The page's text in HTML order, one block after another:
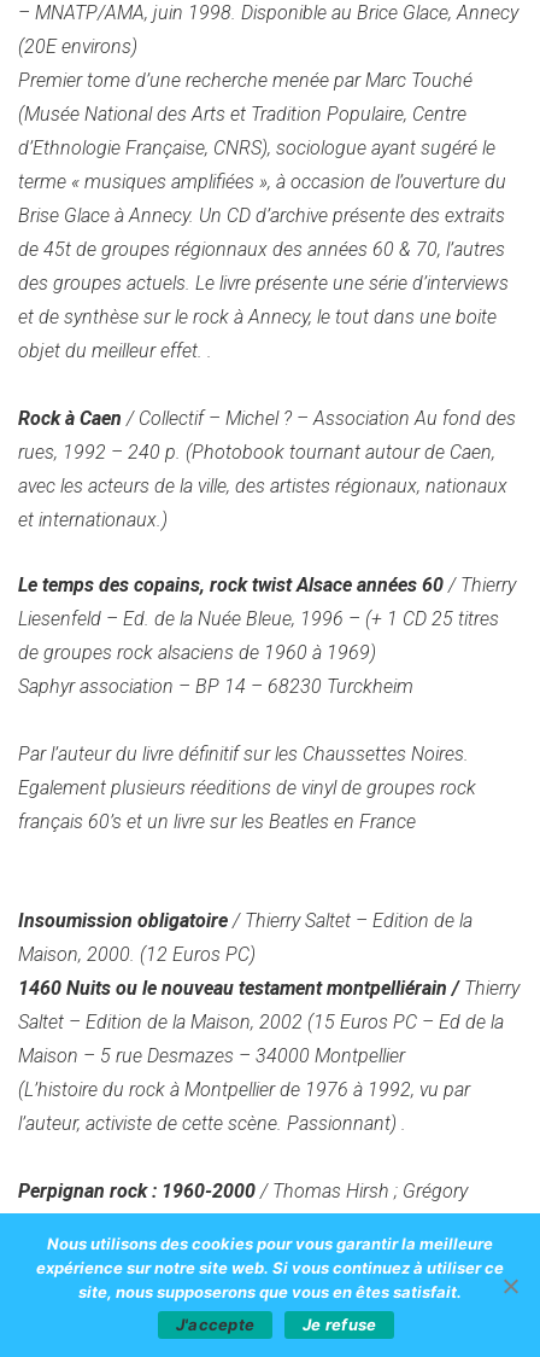
– MNATP/AMA, juin 1998. Disponible au Brice Glace, Annecy
(20E environs)
Premier tome d’une recherche menée par Marc Touché
(Musée National des Arts et Tradition Populaire, Centre
d’Ethnologie Française, CNRS), sociologue ayant sugéré le
terme « musiques amplifiées », à occasion de l’ouverture du
Brise Glace à Annecy. Un CD d’archive présente des extraits
de 45t de groupes régionnaux des années 60 & 70, l’autres
des groupes actuels. Le livre présente une série d’interviews
et de synthèse sur le rock à Annecy, le tout dans une boite
objet du meilleur effet. .
Rock à Caen / Collectif – Michel ? – Association Au fond des
rues, 1992 – 240 p. (Photobook tournant autour de Caen,
avec les acteurs de la ville, des artistes régionaux, nationaux
et internationaux.)
Le temps des copains, rock twist Alsace années 60 / Thierry
Liesenfeld – Ed. de la Nuée Bleue, 1996 – (+ 1 CD 25 titres
de groupes rock alsaciens de 1960 à 1969)
Saphyr association – BP 14 – 68230 Turckheim
Par l’auteur du livre définitif sur les Chaussettes Noires.
Egalement plusieurs réeditions de vinyl de groupes rock
français 60’s et un livre sur les Beatles en France
Insoumission obligatoire / Thierry Saltet – Edition de la
Maison, 2000. (12 Euros PC)
1460 Nuits ou le nouveau testament montpelliérain / Thierry
Saltet – Edition de la Maison, 2002 (15 Euros PC – Ed de la
Maison – 5 rue Desmazes – 34000 Montpellier
(L’histoire du rock à Montpellier de 1976 à 1992, vu par
l’auteur, activiste de cette scène. Passionnant) .
Perpignan rock : 1960-2000 / Thomas Hirsh ; Grégory
4 CD) www.trabucaire.com
(Un imposant travail de recherché sur la scène de Perpignan :
notice et photo pour tous les groupes et chanteur – de Dani
Nous utilisons des cookies pour vous garantir la meilleure
expérience sur notre site web. Si vous continuez à utiliser ce
site, nous supposerons que vous en êtes satisfait.
J'accepte
Je refuse